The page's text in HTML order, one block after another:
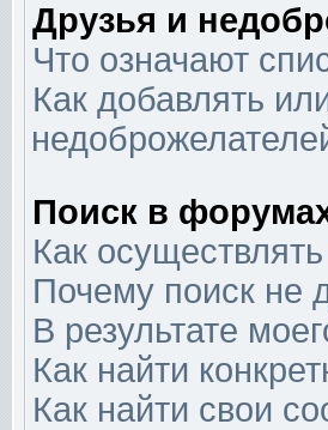
Друзья и
Что означают
Как добавлять
Поиск в
Как
Почему поиск не
В результате
Как найти
Как найти свои